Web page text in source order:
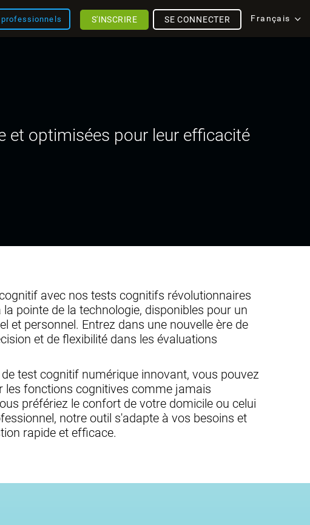
Français
SE CONNECTER
S'INSCRIRE
et optimisées pour leur efficacité
avec nos tests cognitifs révolutionnaires
pointe de la technologie, disponibles pour un
et personnel. Entrez dans une nouvelle ère de
et de flexibilité dans les évaluations
test cognitif numérique innovant, vous pouvez
les fonctions cognitives comme jamais
préfériez le confort de votre domicile ou celui
notre outil s'adapte à vos besoins et
rapide et efficace.